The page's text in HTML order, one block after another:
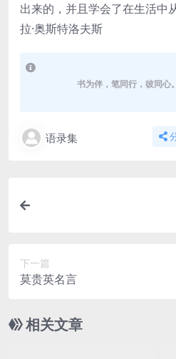
出来的，并且学会了在生活
拉·奥斯特洛夫斯
书为伴，笔同行，彼同心
语录集
下一篇
莫贵英名言
相关文章